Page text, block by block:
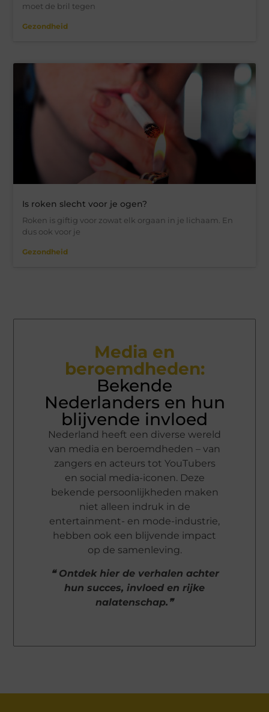
moet de bril tegen
Gezondheid
Is roken slecht voor je ogen?
Roken is giftig voor zowat elk orgaan in je lichaam. En
dus ook voor je
Gezondheid
Media en
beroemdheden:
Bekende
Nederlanders en hun
blijvende invloed
Nederland heeft een diverse wereld
van media en beroemdheden – van
zangers en acteurs tot YouTubers
en social media-iconen. Deze
bekende persoonlijkheden maken
niet alleen indruk in de
entertainment- en mode-industrie,
hebben ook een blijvende impact
op de samenleving.
❝ Ontdek hier de verhalen achter
hun succes, invloed en rijke
nalatenschap.❞